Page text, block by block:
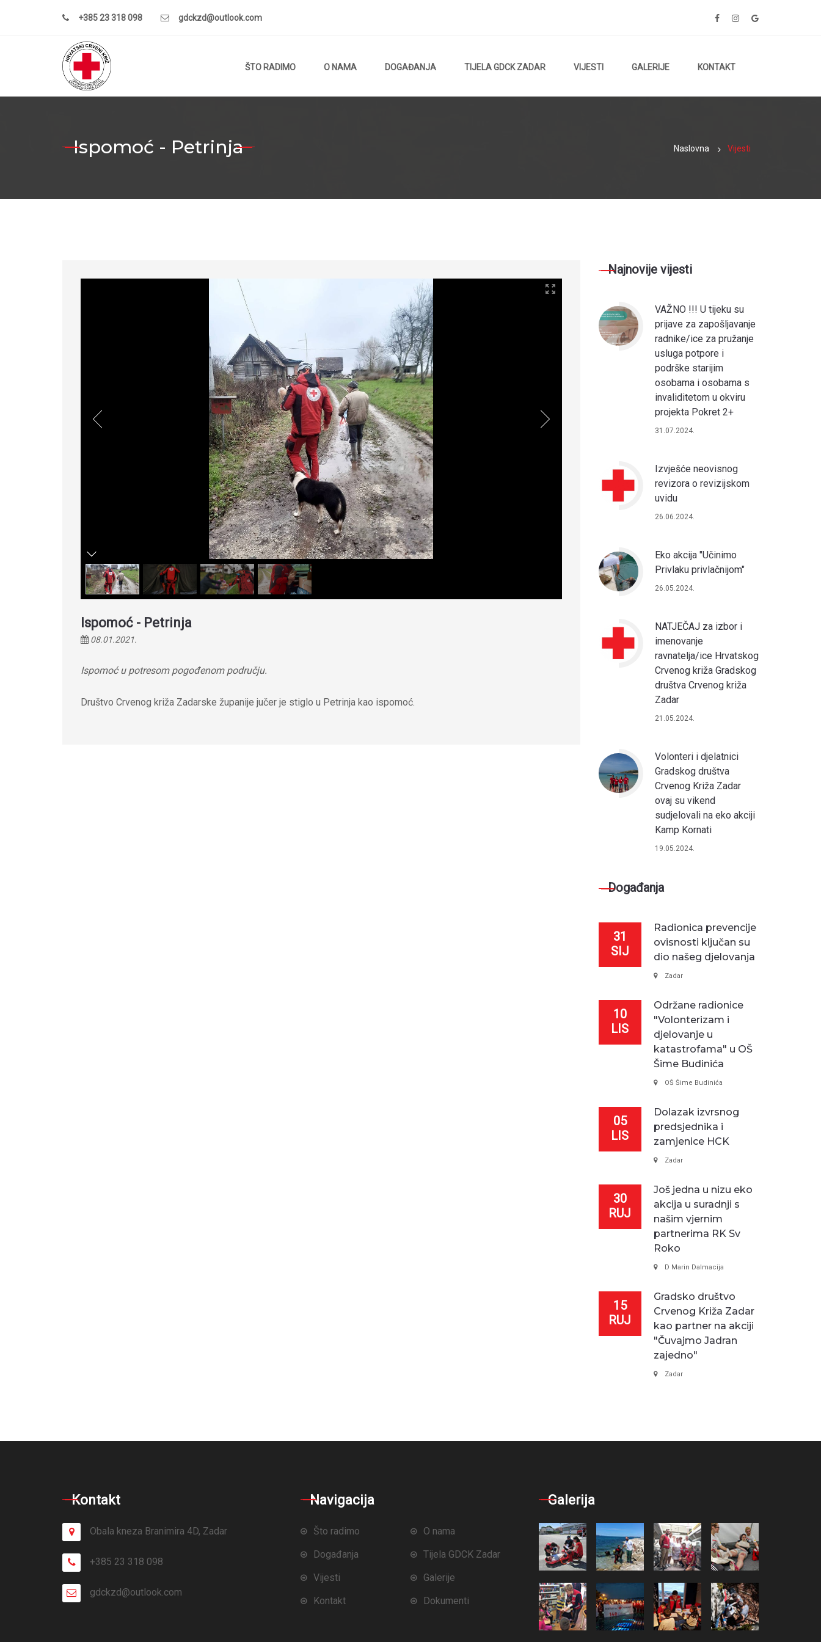
+385 23 318 098 gdckzd@outlook.com
ŠTO RADIMO O NAMA DOGAĐANJA TIJELA GDCK ZADAR VIJESTI GALERIJE KONTAKT
Ispomoć - Petrinja Naslovna Vijesti
Ispomoć - Petrinja
08.01.2021.
Ispomoć u potresom pogođenom području.
Društvo Crvenog križa Zadarske županije jučer je stiglo u Petrinja kao ispomoć.
Najnovije vijesti
VAŽNO !!! U tijeku su
prijave za zapošljavanje
radnike/ice za pružanje
usluga potpore i
podrške starijim
osobama i osobama s
invaliditetom u okviru
projekta Pokret 2+
31.07.2024.
Izvješće neovisnog
revizora o revizijskom
uvidu
26.06.2024.
Eko akcija "Učinimo
Privlaku privlačnijom"
26.05.2024.
NATJEČAJ za izbor i
imenovanje
ravnatelja/ice Hrvatskog
Crvenog križa Gradskog
društva Crvenog križa
Zadar
21.05.2024.
Volonteri i djelatnici
Gradskog društva
Crvenog Križa Zadar
ovaj su vikend
sudjelovali na eko akciji
Kamp Kornati
19.05.2024.
Događanja
31
SIJ
Radionica prevencije
ovisnosti ključan su
dio našeg djelovanja
Zadar
10
LIS
Održane radionice
"Volonterizam i
djelovanje u
katastrofama" u OŠ
Šime Budinića
OŠ Šime Budinića
05
LIS
Dolazak izvrsnog
predsjednika i
zamjenice HCK
Zadar
30
RUJ
Još jedna u nizu eko
akcija u suradnji s
našim vjernim
partnerima RK Sv
Roko
D Marin Dalmacija
15
RUJ
Gradsko društvo
Crvenog Križa Zadar
kao partner na akciji
"Čuvajmo Jadran
zajedno"
Zadar
Kontakt
Obala kneza Branimira 4D, Zadar
+385 23 318 098
gdckzd@outlook.com
Navigacija
Što radimo
O nama
Događanja
Tijela GDCK Zadar
Vijesti
Galerije
Kontakt
Dokumenti
Galerija